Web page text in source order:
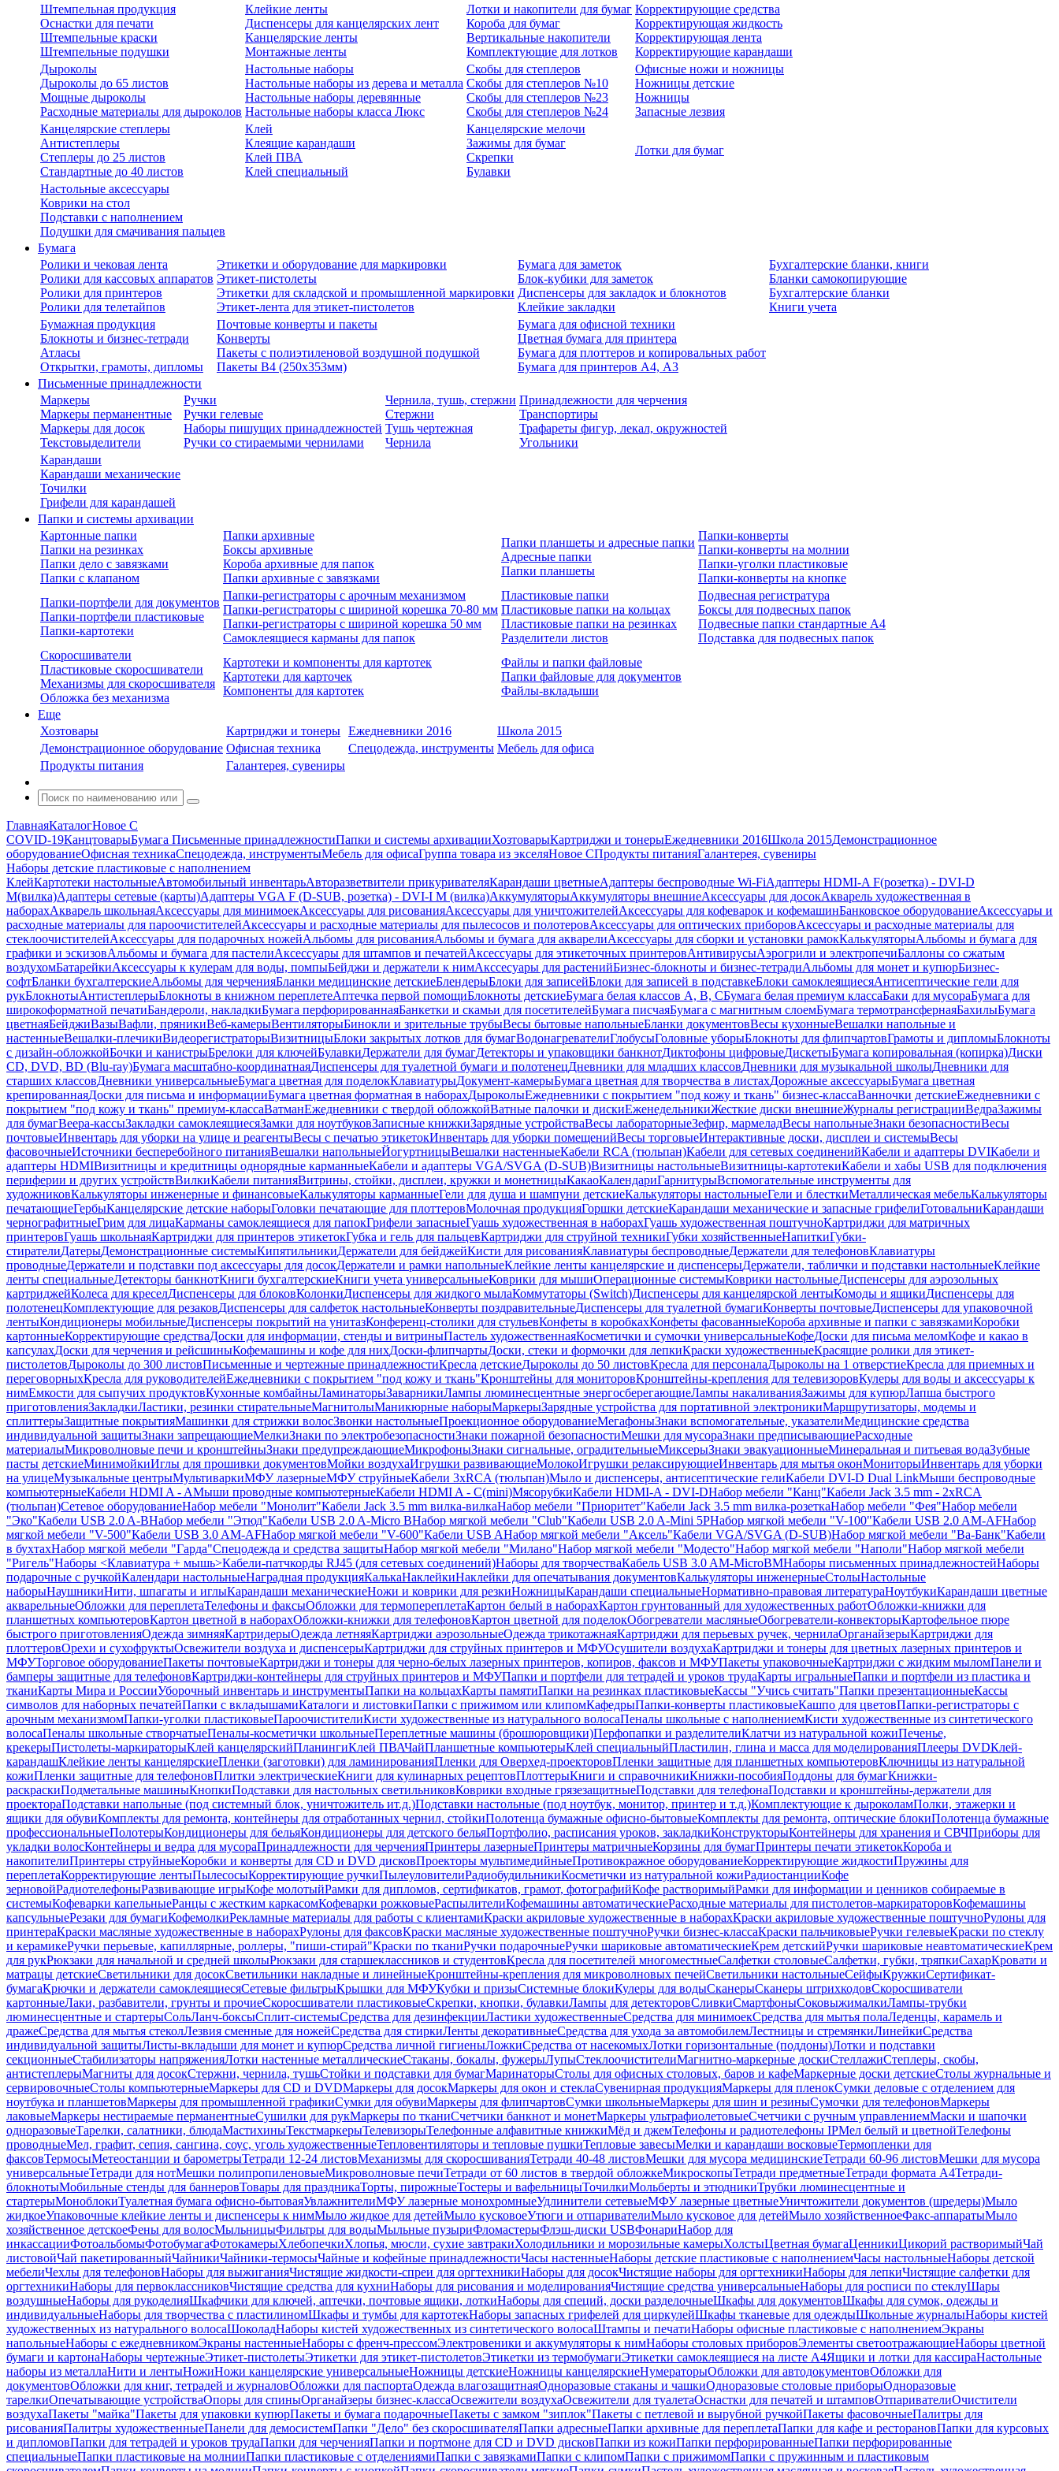
Штемпельная продукция
Оснастки для печати
Штемпельные краски
Штемпельные подушки
Клейкие ленты
Диспенсеры для канцелярских лент
Канцелярские ленты
Монтажные ленты
Лотки и накопители для бумаг
Короба для бумаг
Вертикальные накопители
Комплектующие для лотков
Корректирующие средства
Корректирующая жидкость
Корректирующая лента
Корректирующие карандаши
Дыроколы
Дыроколы до 65 листов
Мощные дыроколы
Расходные материалы для дыроколов
Настольные наборы
Настольные наборы из дерева и металла
Настольные наборы деревянные
Настольные наборы класса Люкс
Скобы для степлеров
Скобы для степлеров №10
Скобы для степлеров №23
Скобы для степлеров №24
Офисные ножи и ножницы
Ножницы детские
Ножницы
Запасные лезвия
Канцелярские степлеры
Антистеплеры
Степлеры до 25 листов
Стандартные до 40 листов
Клей
Клеящие карандаши
Клей ПВА
Клей специальный
Канцелярские мелочи
Зажимы для бумаг
Скрепки
Булавки
Лотки для бумаг
Настольные аксессуары
Коврики на стол
Подставки с наполнением
Подушки для смачивания пальцев
Бумага
Ролики и чековая лента
Ролики для кассовых аппаратов
Ролики для принтеров
Ролики для телетайпов
Этикетки и оборудование для маркировки
Этикет-пистолеты
Этикетки для складской и промышленной маркировки
Этикет-лента для этикет-пистолетов
Бумага для заметок
Блок-кубики для заметок
Диспенсеры для закладок и блокнотов
Клейкие закладки
Бухгалтерские бланки, книги
Бланки самокопирующие
Бухгалтерские бланки
Книги учета
Бумажная продукция
Блокноты и бизнес-тетради
Атласы
Открытки, грамоты, дипломы
Почтовые конверты и пакеты
Конверты
Пакеты с полиэтиленовой воздушной подушкой
Пакеты В4 (250х353мм)
Бумага для офисной техники
Цветная бумага для принтера
Бумага для плоттеров и копировальных работ
Бумага для принтеров А4, А3
Письменные принадлежности
Маркеры
Маркеры перманентные
Маркеры для досок
Текстовыделители
Ручки
Ручки гелевые
Наборы пишущих принадлежностей
Ручки со стираемыми чернилами
Чернила, тушь, стержни
Стержни
Тушь чертежная
Чернила
Принадлежности для черчения
Транспортиры
Трафареты фигур, лекал, окружностей
Угольники
Карандаши
Карандаши механические
Точилки
Грифели для карандашей
Папки и системы архивации
Картонные папки
Папки на резинках
Папки дело с завязками
Папки с клапаном
Папки архивные
Боксы архивные
Короба архивные для папок
Папки архивные с завязками
Папки планшеты и адресные папки
Адресные папки
Папки планшеты
Папки-конверты
Папки-конверты на молнии
Папки-уголки пластиковые
Папки-конверты на кнопке
Папки-портфели для документов
Папки-портфели пластиковые
Папки-картотеки
Папки-регистраторы с арочным механизмом
Папки-регистраторы с шириной корешка 70-80 мм
Папки-регистраторы с шириной корешка 50 мм
Самоклеящиеся карманы для папок
Пластиковые папки
Пластиковые папки на кольцах
Пластиковые папки на резинках
Разделители листов
Подвесная регистратура
Боксы для подвесных папок
Подвесные папки стандартные А4
Подставка для подвесных папок
Скоросшиватели
Пластиковые скоросшиватели
Механизмы для скоросшивателя
Обложка без механизма
Картотеки и компоненты для картотек
Картотеки для карточек
Компоненты для картотек
Файлы и папки файловые
Папки файловые для документов
Файлы-вкладыши
Еще
Хозтовары
Картриджи и тонеры Ежедневники 2016
Школа 2015
Демонстрационное оборудование Офисная техника Спецодежда, инструменты Мебель для офиса
Продукты питания
Галантерея, сувениры
ГлавнаяКаталогНовое С
COVID-19КанцтоварыБумага Письменные принадлежностиПапки и системы архивацииХозтоварыКартриджи и тонерыЕжедневники 2016Школа 2015Демонстрационное
оборудованиеОфисная техникаСпецодежда, инструментыМебель для офисаГруппа товара из экселяНовое СПродукты питанияГалантерея, сувениры
Наборы детские пластиковые с наполнением
КлейКартотеки настольныеАвтомобильный инвентарьАвторазветвители прикуривателяКарандаши цветныеАдаптеры беспроводные Wi-FiАдаптеры HDMI-A F(розетка) - DVI-D
M(вилка)Адаптеры сетевые (карты)Адаптеры VGA F (D-SUB, розетка) - DVI-I M (вилка)АккумуляторыАккумуляторы внешниеАксессуары для досокАкварель художественная в
наборахАкварель школьнаяАксессуары для минимоекАксессуары для рисованияАксессуары для уничтожителейАксессуары для кофеварок и кофемашинБанковское оборудованиеАксессуары и
расходные материалы для пароочистителейАксессуары и расходные материалы для пылесосов и полотеровАксессуары для оптических приборовАксессуары и расходные материалы для
стеклоочистителейАксессуары для подарочных ножейАльбомы для рисованияАльбомы и бумага для акварелиАксессуары для сборки и установки рамокКалькуляторыАльбомы и бумага для
графики и эскизовАльбомы и бумага для пастелиАксессуары для штампов и печатейАксессуары для этикеточных принтеровАнтивирусыАэрогрили и электропечиБаллоны со сжатым
воздухомБатарейкиАксессуары к кулерам для воды, помпыБейджи и держатели к нимАкссесуары для растенийБизнес-блокноты и бизнес-тетрадиАльбомы для монет и купюрБизнес-
софтБланки бухгалтерскиеАльбомы для черченияБланки медицинские детскиеБлендерыБлоки для записейБлоки для записей в подставкеБлоки самоклеящиесяАнтисептические гели для
рукБлокнотыАнтистеплерыБлокноты в книжном переплетеАптечка первой помощиБлокноты детскиеБумага белая классов А, В, СБумага белая премиум классаБаки для мусораБумага для
широкоформатной печатиБандероли, накладкиБумага перфорированнаяБанкетки и скамьи для посетителейБумага писчаяБумага с магнитным слоемБумага термотрансфернаяБахилыБумага
цветнаяБейджиВазыВафли, пряникиВеб-камерыВентиляторыБинокли и зрительные трубыВесы бытовые напольныеБланки документовВесы кухонныеВешалки напольные и
настенныеВешалки-плечикиВидеорегистраторыВизитницыБлоки закрытых лотков для бумагВодонагревателиГлобусыГоловные уборыБлокноты для флипчартовГрамоты и дипломыБлокноты
с дизайн-обложкойБочки и канистрыБрелоки для ключейБулавкиДержатели для бумагДетекторы и упаковщики банкнотДиктофоны цифровыеДискетыБумага копировальная (копирка)Диски
CD, DVD, BD (Blu-ray)Бумага масштабно-координатнаяДиспенсеры для туалетной бумаги и полотенецДневники для младших классовДневники для музыкальной школыДневники для
старших классовДневники универсальныеБумага цветная для поделокКлавиатурыДокумент-камерыБумага цветная для творчества в листахДорожные аксессуарыБумага цветная
крепированнаяДоски для письма и информацииБумага цветная форматная в наборахДыроколыЕжедневники с покрытием "под кожу и ткань" бизнес-классаВанночки детскиеЕжедневники с
покрытием "под кожу и ткань" премиум-классаВатманЕжедневники с твердой обложкойВатные палочки и дискиЕженедельникиЖесткие диски внешниеЖурналы регистрацииВедраЗажимы
для бумагВеера-кассыЗакладки самоклеящиесяЗамки для ноутбуковЗаписные книжкиЗарядные устройстваВесы лабораторныеЗефир, мармеладВесы напольныеЗнаки безопасностиВесы
почтовыеИнвентарь для уборки на улице и реагентыВесы с печатью этикетокИнвентарь для уборки помещенийВесы торговыеИнтерактивные доски, дисплеи и системыВесы
фасовочныеИсточники бесперебойного питанияВешалки напольныеЙогуртницыВешалки настенныеКабели RCA (тюльпан)Кабели для сетевых соединенийКабели и адаптеры DVIКабели и
адаптеры HDMIВизитницы и кредитницы однорядные карманныеКабели и адаптеры VGA/SVGA (D-SUB)Визитницы настольныеВизитницы-картотекиКабели и хабы USB для подключения
периферии и других устройствВилкиКабели питанияВитрины, стойки, дисплеи, кружки и монетницыКакаоКалендариГарнитурыВспомогательные инструменты для
художниковКалькуляторы инженерные и финансовыеКалькуляторы карманныеГели для душа и шампуни детскиеКалькуляторы настольныеГели и блесткиМеталлическая мебельКалькуляторы
печатающиеГербыКанцелярские детские наборыГоловки печатающие для плоттеровМолочная продукцияГоршки детскиеКарандаши механические и запасные грифелиГотовальниКарандаши
чернографитныеГрим для лицаКарманы самоклеящиеся для папокГрифели запасныеГуашь художественная в наборахГуашь художественная поштучноКартриджи для матричных
принтеровГуашь школьнаяКартриджи для принтеров этикетокГубка и гель для пальцевКартриджи для струйной техникиГубки хозяйственныеНапиткиГубки-
стирателиДатерыДемонстрационные системыКипятильникиДержатели для бейджейКисти для рисованияКлавиатуры беспроводныеДержатели для телефоновКлавиатуры
проводныеДержатели и подставки под аксессуары для досокДержатели и рамки напольныеКлейкие ленты канцелярские и диспенсерыДержатели, таблички и подставки настольныеКлейкие
ленты специальныеДетекторы банкнотКниги бухгалтерскиеКниги учета универсальныеКоврики для мышиОперационные системыКоврики настольныеДиспенсеры для аэрозольных
картриджейКолеса для креселДиспенсеры для блоковКолонкиДиспенсеры для жидкого мылаКоммутаторы (Switch)Диспенсеры для канцелярской лентыКомоды и ящикиДиспенсеры для
полотенецКомплектующие для резаковДиспенсеры для салфеток настольныеКонверты поздравительныеДиспенсеры для туалетной бумагиКонверты почтовыеДиспенсеры для упаковочной
лентыКондиционеры мобильныеДиспенсеры покрытий на унитазКонференц-столики для стульевКонфеты в коробкахКонфеты фасованныеКороба архивные и папки с завязкамиКоробки
картонныеКорректирующие средстваДоски для информации, стенды и витриныПастель художественнаяКосметички и сумочки универсальныеКофеДоски для письма меломКофе и какао в
капсулахДоски для черчения и рейсшиныКофемашины и кофе для нихДоски-флипчартыДоски, стеки и формочки для лепкиКраски художественныеКрасящие ролики для этикет-
пистолетовДыроколы до 300 листовПисьменные и чертежные принадлежностиКресла детскиеДыроколы до 50 листовКресла для персоналаДыроколы на 1 отверстиеКресла для приемных и
переговорныхКресла для руководителейЕжедневники с покрытием "под кожу и ткань"Кронштейны для мониторовКронштейны-крепления для телевизоровКулеры для воды и аксессуары к
нимЕмкости для сыпучих продуктовКухонные комбайныЛаминаторыЗаварникиЛампы люминесцентные энергосберегающиеЛампы накаливанияЗажимы для купюрЛапша быстрого
приготовленияЗакладкиЛастики, резинки стирательныеМагнитолыМаникюрные наборыМаркерыЗарядные устройства для портативной электроникиМаршрутизаторы, модемы и
сплиттерыЗащитные покрытияМашинки для стрижки волосЗвонки настольныеПроекционное оборудованиеМегафоныЗнаки вспомогательные, указателиМедицинские средства
индивидуальной защитыЗнаки запрещающиеМелкиЗнаки по электробезопасностиЗнаки пожарной безопасностиМешки для мусораЗнаки предписывающиеРасходные
материалыМикроволновые печи и кронштейныЗнаки предупреждающиеМикрофоныЗнаки сигнальные, оградительныеМиксерыЗнаки эвакуационныеМинеральная и питьевая водаЗубные
пасты детскиеМинимойкиИглы для прошивки документовМойки воздухаИгрушки развивающиеМолокоИгрушки релаксирующиеИнвентарь для мытья оконМониторыИнвентарь для уборки
на улицеМузыкальные центрыМультиваркиМФУ лазерныеМФУ струйныеКабели 3xRCA (тюльпан)Мыло и диспенсеры, антисептические гелиКабели DVI-D Dual LinkМыши беспроводные
компьютерныеКабели HDMI A - AМыши проводные компьютерныеКабели HDMI A - C(mini)МясорубкиКабели HDMI-A - DVI-DНабор мебели "Канц"Кабели Jack 3.5 mm - 2xRCA
(тюльпан)Сетевое оборудованиеНабор мебели "Монолит"Кабели Jack 3.5 mm вилка-вилкаНабор мебели "Приоритет"Кабели Jack 3.5 mm вилка-розеткаНабор мебели "Фея"Набор мебели
"Эко"Кабели USB 2.0 A-BНабор мебели "Этюд"Кабели USB 2.0 A-Micro BНабор мягкой мебели "Club"Кабели USB 2.0 A-Mini 5PНабор мягкой мебели "V-100"Кабели USB 2.0 AM-AFНабор
мягкой мебели "V-500"Кабели USB 3.0 AM-AFНабор мягкой мебели "V-600"Кабели USB AНабор мягкой мебели "Аксель"Кабели VGA/SVGA (D-SUB)Набор мягкой мебели "Ва-Банк"Кабели
в бухтахНабор мягкой мебели "Гарда"Спецодежда и средства защитыНабор мягкой мебели "Милано"Набор мягкой мебели "Модесто"Набор мягкой мебели "Наполи"Набор мягкой мебели
"Ригель"Наборы <Клавиатура + мышь>Кабели-патчкорды RJ45 (для сетевых соединений)Наборы для творчестваКабель USB 3.0 AM-MicroBMНаборы письменных принадлежностейНаборы
подарочные с ручкойКалендари настольныеНаградная продукцияКалькаНаклейкиНаклейки для опечатывания документовКалькуляторы инженерныеСтолыНастольные
наборыНаушникиНити, шпагаты и иглыКарандаши механическиеНожи и коврики для резкиНожницыКарандаши специальныеНормативно-правовая литератураНоутбукиКарандаши цветные
акварельныеОбложки для переплетаТелефоны и факсыОбложки для термопереплетаКартон белый в наборахКартон грунтованный для художественных работОбложки-книжки для
планшетных компьютеровКартон цветной в наборахОбложки-книжки для телефоновКартон цветной для поделокОбогреватели масляныеОбогреватели-конвекторыКартофельное пюре
быстрого приготовленияОдежда зимняяКартридерыОдежда летняяКартриджи аэрозольныеОдежда трикотажнаяКартриджи для перьевых ручек, чернилаОрганайзерыКартриджи для
плоттеровОрехи и сухофруктыОсвежители воздуха и диспенсерыКартриджи для струйных принтеров и МФУОсушители воздухаКартриджи и тонеры для цветных лазерных принтеров и
МФУТорговое оборудованиеПакеты почтовыеКартриджи и тонеры для черно-белых лазерных принтеров, копиров, факсов и МФУПакеты упаковочныеКартриджи с жидким мыломПанели и
бамперы защитные для телефоновКартриджи-контейнеры для струйных принтеров и МФУПапки и портфели для тетрадей и уроков трудаКарты игральныеПапки и портфели из пластика и
тканиКарты Мира и РоссииУборочный инвентарь и инструментыПапки на кольцахКарты памятиПапки на резинках пластиковыеКассы "Учись считать"Папки презентационныеКассы
символов для наборных печатейПапки с вкладышамиКаталоги и листовкиПапки с прижимом или клипомКафедрыПапки-конверты пластиковыеКашпо для цветовПапки-регистраторы с
арочным механизмомПапки-уголки пластиковыеПароочистителиКисти художественные из натурального волосаПеналы школьные с наполнениемКисти художественные из синтетического
волосаПеналы школьные створчатыеПеналы-косметички школьныеПереплетные машины (брошюровщики)Перфопапки и разделителиКлатчи из натуральной кожиПеченье,
крекерыПистолеты-маркираторыКлей канцелярскийПланингиКлей ПВАЧайПланшетные компьютерыКлей специальныйПластилин, глина и масса для моделированияПлееры DVDКлей-
карандашКлейкие ленты канцелярскиеПленки (заготовки) для ламинированияПленки для Оверхед-проекторовПленки защитные для планшетных компьютеровКлючницы из натуральной
кожиПленки защитные для телефоновПлитки электрическиеКниги для кулинарных рецептовПлоттерыКниги и справочникиКнижки-пособияПоддоны для бумагКнижки-
раскраскиПодметальные машиныКнопкиПодставки для настольных светильниковКоврики входные грязезащитныеПодставки для телефонаПодставки и кронштейны-держатели для
проектораПодставки напольные (под системный блок, уничтожитель ит.д.)Подставки настольные (под ноутбук, монитор, принтер и т.д.)Комплектующие к дыроколамПолки, этажерки и
ящики для обувиКомплекты для ремонта, контейнеры для отработанных чернил, стойкиПолотенца бумажные офисно-бытовыеКомплекты для ремонта, оптические блокиПолотенца бумажные
профессиональныеПолотерыКондиционеры для бельяКондиционеры для детского бельяПортфолио, расписания уроков, закладкиКонструкторыКонтейнеры для хранения и СВЧПриборы для
укладки волосКонтейнеры и ведра для мусораПринадлежности для черченияПринтеры лазерныеПринтеры матричныеКорзины для бумагПринтеры печати этикетокКороба и
накопителиПринтеры струйныеКоробки и конверты для CD и DVD дисковПроекторы мультимедийныеПротивокражное оборудованиеКорректирующие жидкостиПружины для
переплетаКорректирующие лентыПылесосыКорректирующие ручкиПылеуловителиРадиобудильникиКосметички из натуральной кожиРадиостанцииКофе
зерновойРадиотелефоныРазвивающие игрыКофе молотыйРамки для дипломов, сертификатов, грамот, фотографийКофе растворимыйРамки для информации и ценников собираемые в
системыКофеварки капельныеРанцы с жестким каркасомКофеварки рожковыеРаспылителиКофемашины автоматическиеРасходные материалы для пистолетов-маркираторовКофемашины
капсульныеРезаки для бумагиКофемолкиРекламные материалы для работы с клиентамиКраски акриловые художественные в наборахКраски акриловые художественные поштучноРулоны для
принтераКраски масляные художественные в наборахРулоны для факсовКраски масляные художественные поштучноРучки бизнес-классаКраски пальчиковыеРучки гелевыеКраски по стеклу
и керамикеРучки перьевые, капиллярные, роллеры, "пиши-стирай"Краски по тканиРучки подарочныеРучки шариковые автоматическиеКрем детскийРучки шариковые неавтоматическиеКрем
для рукРюкзаки для начальной и средней школыРюкзаки для старшеклассников и студентовКресла для посетителей многоместныеСалфетки столовыеСалфетки, губки, тряпкиСахарКровати и
матрацы детскиеСветильники для досокСветильники накладные и линейныеКронштейны-крепления для микроволновых печейСветильники настольныеСейфыКружкиСертификат-
бумагаКрючки и держатели самоклеящиесяСетевые фильтрыКрышки для МФУКубки и призыСистемные блокиКулеры для водыСканерыСканеры штрихкодовСкоросшиватели
картонныеЛаки, разбавители, грунты и прочиеСкоросшиватели пластиковыеСкрепки, кнопки, булавкиЛампы для детекторовСливкиСмартфоныСоковыжималкиЛампы-трубки
люминесцентные и стартерыСольЛанч-боксыСплит-системыСредства для дезинфекцииЛастики художественныеСредства для минимоекСредства для мытья полаЛеденцы, карамель и
дражеСредства для мытья стеколЛезвия сменные для ножейСредства для стиркиЛенты декоративныеСредства для ухода за автомобилемЛестницы и стремянкиЛинейкиСредства
индивидуальной защитыЛисты-вкладыши для монет и купюрСредства личной гигиеныЛожкиСредства от насекомыхЛотки горизонтальные (поддоны)Лотки и подставки
секционныеСтабилизаторы напряженияЛотки настенные металлическиеСтаканы, бокалы, фужерыЛупыСтеклоочистителиМагнитно-маркерные доскиСтеллажиСтеплеры, скобы,
антистеплерыМагниты для досокСтержни, чернила, тушьСтойки и подставки для бумагМаринаторыСтолы для офисных столовых, баров и кафеМаркерные доски детскиеСтолы журнальные и
сервировочныеСтолы компьютерныеМаркеры для CD и DVDМаркеры для досокМаркеры для окон и стеклаСувенирная продукцияМаркеры для пленокСумки деловые с отделением для
ноутбука и планшетовМаркеры для промышленной графикиСумки для обувиМаркеры для флипчартовСумки школьныеМаркеры для шин и резиныСумочки для телефоновМаркеры
лаковыеМаркеры нестираемые перманентныеСушилки для рукМаркеры по тканиСчетчики банкнот и монетМаркеры ультрафиолетовыеСчетчики с ручным управлениемМаски и шапочки
одноразовыеТарелки, салатники, блюдаМастихиныТекстмаркерыТелевизорыТелефонные алфавитные книжкиМёд и джемТелефоны и радиотелефоны IPМел белый и цветнойТелефоны
проводныеМел, графит, сепия, сангина, соус, уголь художественныеТепловентиляторы и тепловые пушкиТепловые завесыМелки и карандаши восковыеТермопленки для
факсовТермосыМетеостанции и барометрыТетради 12-24 листовМеханизмы для скоросшиванияТетради 40-48 листовМешки для мусора медицинскиеТетради 60-96 листовМешки для мусора
универсальныеТетради для нотМешки полипропиленовыеМикроволновые печиТетради от 60 листов в твердой обложкеМикроскопыТетради предметныеТетради формата А4Тетради-
блокнотыМобильные стенды для баннеровТовары для праздникаТорты, пирожныеТостеры и вафельницыТочилкиМольберты и этюдникиТрубки люминесцентные и
стартерыМоноблокиТуалетная бумага офисно-бытоваяУвлажнителиМФУ лазерные монохромныеУдлинители сетевыеМФУ лазерные цветныеУничтожители документов (шредеры)Мыло
жидкоеУпаковочные клейкие ленты и диспенсеры к нимМыло жидкое для детейМыло кусковоеУтюги и отпаривателиМыло кусковое для детейМыло хозяйственноеФакс-аппаратыМыло
хозяйственное детскоеФены для волосМыльницыФильтры для водыМыльные пузыриФломастерыФлэш-диски USBФонариНабор для
инкассацииФотоальбомыФотобумагаФотокамерыХлебопечкиХлопья, мюсли, сухие завтракиХолодильники и морозильные камерыХолстыЦветная бумагаЦенникиЦикорий растворимыйЧай
листовойЧай пакетированныйЧайникиЧайники-термосыЧайные и кофейные принадлежностиЧасы настенныеНаборы детские пластиковые с наполнениемЧасы настольныеНаборы детской
мебелиЧехлы для телефоновНаборы для выжиганияЧистящие жидкости-спреи для оргтехникиНаборы для досокЧистящие наборы для оргтехникиНаборы для лепкиЧистящие салфетки для
оргтехникиНаборы для первоклассниковЧистящие средства для кухниНаборы для рисования и моделированияЧистящие средства универсальныеНаборы для росписи по стеклуШары
воздушныеНаборы для рукоделияШкафчики для ключей, аптечки, почтовые ящики, лоткиНаборы для специй, доски разделочныеШкафы для документовШкафы для сумок, одежды и
индивидуальныеНаборы для творчества с пластилиномШкафы и тумбы для картотекНаборы запасных грифелей для циркулейШкафы тканевые для одеждыШкольные журналыНаборы кистей
художественных из натурального волосаШоколадНаборы кистей художественных из синтетического волосаШтампы и печатиНаборы офисные пластиковые с наполнениемЭкраны
напольныеНаборы с ежедневникомЭкраны настенныеНаборы с френч-прессомЭлектровеники и аккумуляторы к нимНаборы столовых приборовЭлементы светоотражающиеНаборы цветной
бумаги и картонаНаборы чертежныеЭтикет-пистолетыЭтикетки для этикет-пистолетовЭтикетки из термобумагиЭтикетки самоклеящиеся на листе А4Ящики и лотки для кассираНастольные
наборы из металлаНити и лентыНожиНожи канцелярские универсальныеНожницы детскиеНожницы канцелярскиеНумераторыОбложки для автодокументовОбложки для
документовОбложки для книг, тетрадей и журналовОбложки для паспортаОдежда влагозащитнаяОдноразовые стаканы и чашкиОдноразовые столовые приборыОдноразовые
тарелкиОпечатывающие устройстваОпоры для спиныОрганайзеры бизнес-классаОсвежители воздухаОсвежители для туалетаОснастки для печатей и штамповОтпаривателиОчистители
воздухаПакеты "майка"Пакеты для упаковки купюрПакеты и бумага подарочныеПакеты с замком "зиплок"Пакеты с петлевой и вырубной ручкойПакеты фасовочныеПалитры для
рисованияПалитры художественныеПанели для демосистемПапки "Дело" без скоросшивателяПапки адресныеПапки архивные для переплетаПапки для кафе и ресторановПапки для курсовых
и дипломовПапки для тетрадей и уроков трудаПапки для черченияПапки и портмоне для CD и DVD дисковПапки из кожиПапки перфорированныеПапки перфорированные
специальныеПапки пластиковые на молнииПапки пластиковые с отделениямиПапки с завязкамиПапки с клипомПапки с прижимомПапки с пружинным и пластиковым